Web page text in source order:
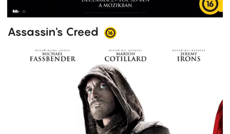
Assassin's Creed